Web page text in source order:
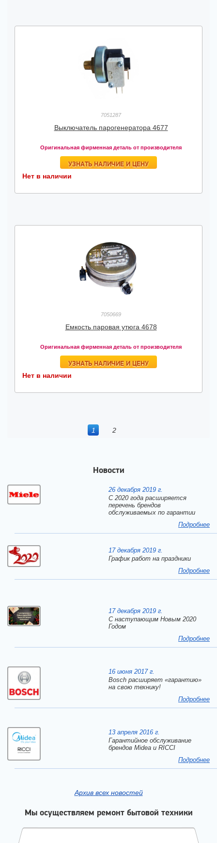
7051287
Выключатель парогенератора 4677
Оригинальная фирменная деталь от производителя
УЗНАТЬ НАЛИЧИЕ И ЦЕНУ
Нет в наличии
7050669
Емкость паровая утюга 4678
Оригинальная фирменная деталь от производителя
УЗНАТЬ НАЛИЧИЕ И ЦЕНУ
Нет в наличии
1 2
Новости
26 декабря 2019 г.
С 2020 года расширяется
перечень брендов
обслуживаемых по гарантии
Подробнее
17 декабря 2019 г.
График работ на праздники
Подробнее
17 декабря 2019 г.
C наступающим Новым 2020
Годом
Подробнее
16 июня 2017 г.
Bosch расширяет «гарантию»
на свою технику!
Подробнее
13 апреля 2016 г.
Гарантийное обслуживание
брендов Midea и RICCI
Подробнее
Архив всех новостей
Мы осуществляем ремонт бытовой техники